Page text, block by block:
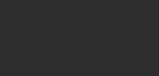
. Publikování